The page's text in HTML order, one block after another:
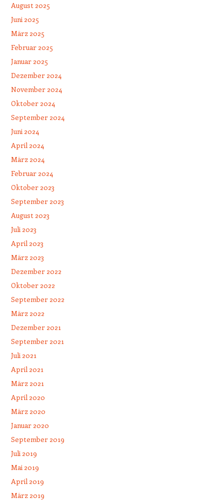
August 2025
Juni 2025
März 2025
Februar 2025
Januar 2025
Dezember 2024
November 2024
Oktober 2024
September 2024
Juni 2024
April 2024
März 2024
Februar 2024
Oktober 2023
September 2023
August 2023
Juli 2023
April 2023
März 2023
Dezember 2022
Oktober 2022
September 2022
März 2022
Dezember 2021
September 2021
Juli 2021
April 2021
März 2021
April 2020
März 2020
Januar 2020
September 2019
Juli 2019
Mai 2019
April 2019
März 2019